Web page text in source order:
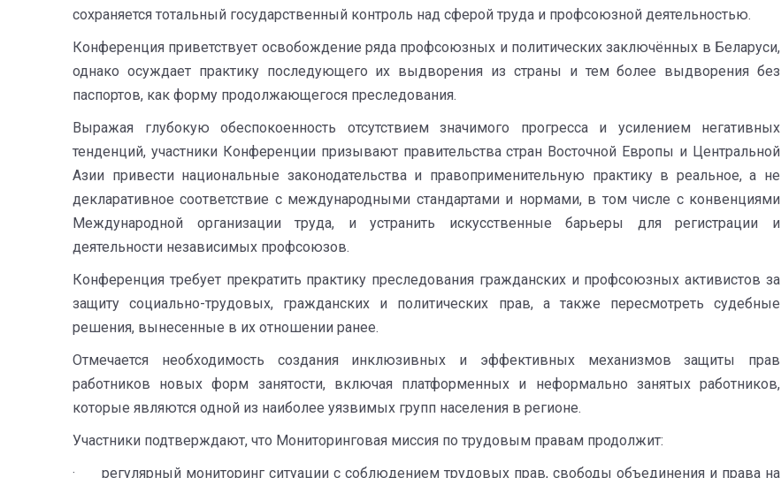
сохраняется тотальный государственный контроль над сферой труда и профсоюзной деятельностью.
Конференция приветствует освобождение ряда профсоюзных и политических заключённых в Беларуси,
однако осуждает практику последующего их выдворения из страны и тем более выдворения без
паспортов, как форму продолжающегося преследования.
Выражая глубокую обеспокоенность отсутствием значимого прогресса и усилением негативных
тенденций, участники Конференции призывают правительства стран Восточной Европы и Центральной
Азии привести национальные законодательства и правоприменительную практику в реальное, а не
декларативное соответствие с международными стандартами и нормами, в том числе с конвенциями
Международной организации труда, и устранить искусственные барьеры для регистрации и
деятельности независимых профсоюзов.
Конференция требует прекратить практику преследования гражданских и профсоюзных активистов за
защиту социально-трудовых, гражданских и политических прав, а также пересмотреть судебные
решения, вынесенные в их отношении ранее.
Отмечается необходимость создания инклюзивных и эффективных механизмов защиты прав
работников новых форм занятости, включая платформенных и неформально занятых работников,
которые являются одной из наиболее уязвимых групп населения в регионе.
Участники подтверждают, что Мониторинговая миссия по трудовым правам продолжит:
· регулярный мониторинг ситуации с соблюдением трудовых прав, свободы объединения и права на